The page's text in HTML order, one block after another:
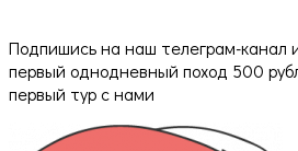
Подпишись на наш телеграм-канал
первый однодневный поход 500
первый тур с нами